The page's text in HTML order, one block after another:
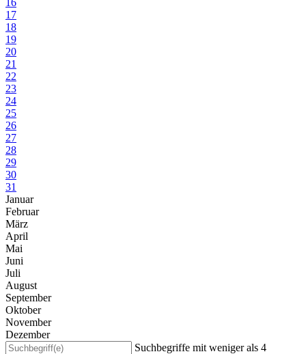
17
18
19
20
21
22
23
24
25
26
27
28
29
30
31
Januar
Februar
März
April
Mai
Juni
Juli
August
September
Oktober
November
Dezember
Suchbegriffe mit weniger als 4